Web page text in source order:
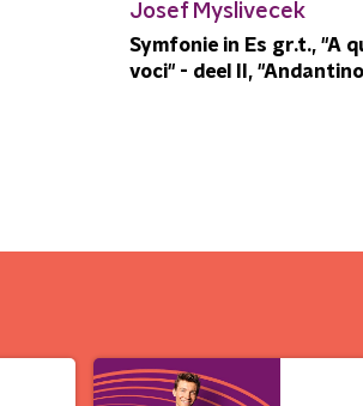
Josef Myslivecek
Symfonie in Es gr.t., "A
voci" - deel II,